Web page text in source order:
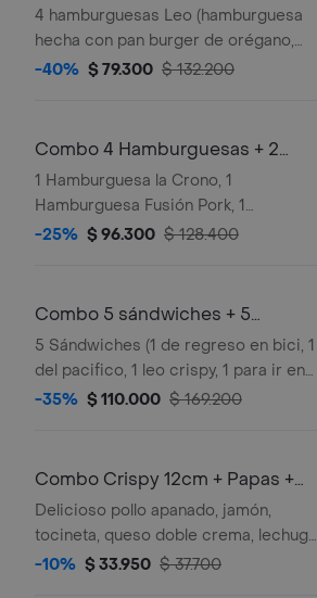
Limonadas + Papas
4 hamburguesas Leo (hamburguesa
hecha con pan burger de orégano,
queso doble crema, tocineta, 160
acompañado de 2 limonadas y 2
porciones de papas a la francesa
-40% $ 79.300 $ 132.200
Combo 4 Hamburguesas + 2
Jugos
1 Hamburguesa la Crono, 1
Hamburguesa Fusión Pork, 1
Hamburguesa Milán Plus y 1 Burger
-25% $ 96.300 $ 128.400
Combo 5 sándwiches + 5
granizadas
5 Sándwiches (1 de regreso en bici, 1
del pacifico, 1 leo crispy, 1 para ir en
bici y 1 don leo), acompañados de 5
-35% $ 110.000 $ 169.200
Combo Crispy 12cm + Papas +
Bebida
Delicioso pollo apanado, jamón,
tocineta, queso doble crema, lechuga,
tomate, cebolla, miel mostaza y
-10% $ 33.950 $ 37.700